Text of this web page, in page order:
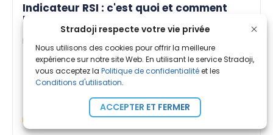
Stradoji respecte votre vie privée
Nous utilisons des cookies pour offrir la meilleure
expérience sur notre site Web. En utilisant le service Stradoji,
vous acceptez la Politique de confidentialitéet les
Conditions d'utilisation.
ACCEPTER ET FERMER
Indicateur RSI : c'est quoi et comment
l'exploiter dans votre trading ?
Par
L’indicateur RSI est l’un des outils d’analyse
technique les plus populaires en trading crypto.